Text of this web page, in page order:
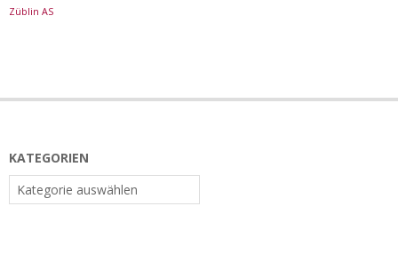
Züblin AS
KATEGORIEN
Kategorien